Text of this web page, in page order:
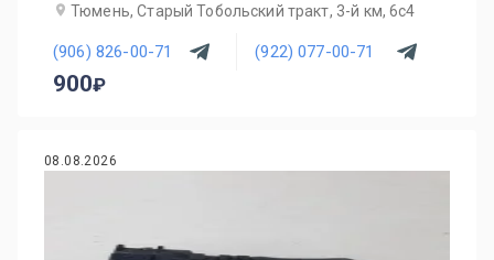
Тюмень, Старый Тобольский тракт, 3-й км, 6с4
(906) 826-00-71 (922) 077-00-71
900
08.08.2026